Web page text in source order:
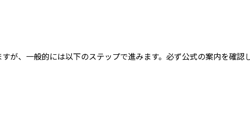
が、一般的には以下のステップで進みます。 必ず公式の案内を確認